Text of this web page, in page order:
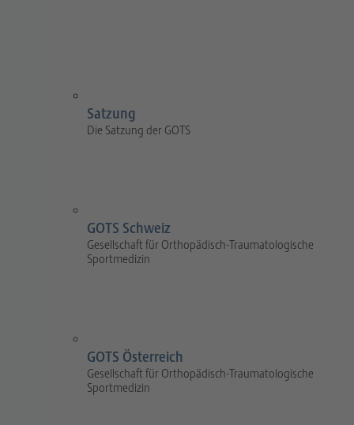
Satzung
Die Satzung der GOTS
GOTS Schweiz
Gesellschaft für Orthopädisch-Traumatologische
Sportmedizin
GOTS Österreich
Gesellschaft für Orthopädisch-Traumatologische
Sportmedizin